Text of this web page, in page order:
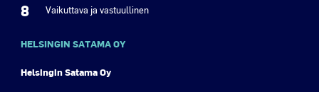
8 Vaikuttava ja vastuullinen
HELSINGIN SATAMA OY
Helsingin Satama Oy